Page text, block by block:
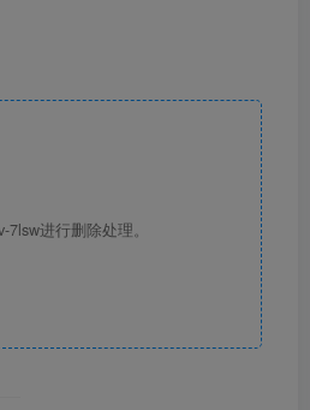
进行删除处理。